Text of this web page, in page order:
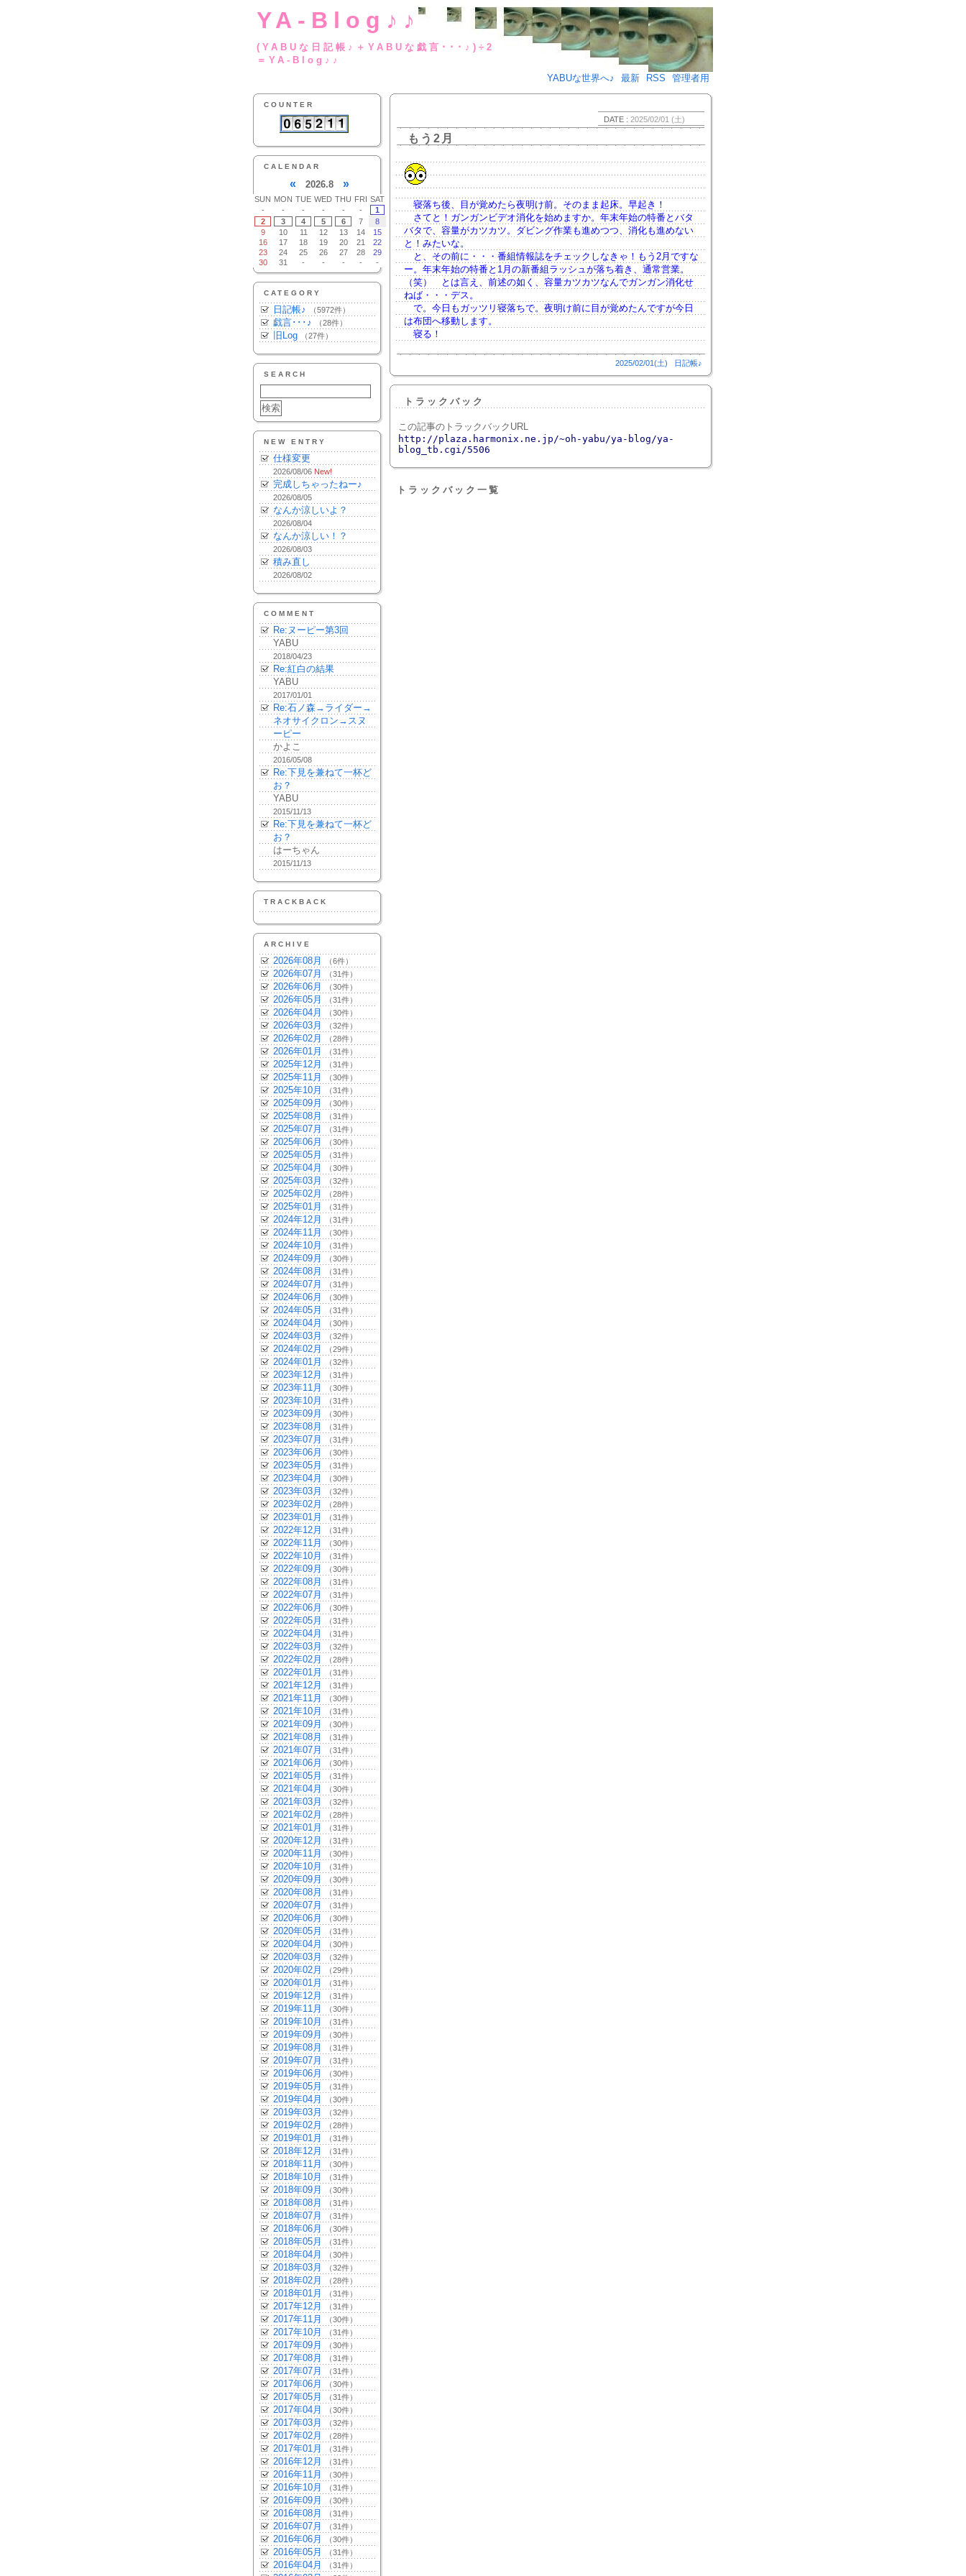
YA-Blog♪♪
(YABUな日記帳♪＋YABUな戯言･･･♪)÷2
＝YA-Blog♪♪
YABUな世界へ♪
最新 RSS 管理者用
COUNTER
CALENDAR
« 2026.8 »
SUN MON TUE WED THU FRI SAT
-
- - - - -
1
2
3 4 5 6 7
8
9
10 11 12 13 14
15
16
17 18 19 20 21
22
23
24 25 26 27 28
29
30
31 - - - - -
CATEGORY
日記帳♪ （5972件）
戯言･･･♪ （28件）
旧Log （27件）
SEARCH
NEW ENTRY
仕様変更
2026/08/06 New!
完成しちゃったねー♪
2026/08/05
なんか涼しいよ？
2026/08/04
なんか涼しい！？
2026/08/03
積み直し
2026/08/02
COMMENT
Re:ヌーピー第3回
YABU
2018/04/23
Re:紅白の結果
YABU
2017/01/01
Re:石ノ森→ライダー→
ネオサイクロン→スヌ
ーピー
かよこ
2016/05/08
Re:下見を兼ねて一杯ど
お？
YABU
2015/11/13
Re:下見を兼ねて一杯ど
お？
はーちゃん
2015/11/13
TRACKBACK
ARCHIVE
2026年08月 （6件）
2026年07月 （31件）
2026年06月 （30件）
2026年05月 （31件）
2026年04月 （30件）
2026年03月 （32件）
2026年02月 （28件）
2026年01月 （31件）
2025年12月 （31件）
2025年11月 （30件）
2025年10月 （31件）
2025年09月 （30件）
2025年08月 （31件）
2025年07月 （31件）
2025年06月 （30件）
2025年05月 （31件）
2025年04月 （30件）
2025年03月 （32件）
2025年02月 （28件）
2025年01月 （31件）
2024年12月 （31件）
2024年11月 （30件）
2024年10月 （31件）
2024年09月 （30件）
2024年08月 （31件）
2024年07月 （31件）
2024年06月 （30件）
2024年05月 （31件）
2024年04月 （30件）
2024年03月 （32件）
2024年02月 （29件）
2024年01月 （32件）
2023年12月 （31件）
2023年11月 （30件）
2023年10月 （31件）
2023年09月 （30件）
2023年08月 （31件）
2023年07月 （31件）
2023年06月 （30件）
2023年05月 （31件）
2023年04月 （30件）
2023年03月 （32件）
2023年02月 （28件）
2023年01月 （31件）
2022年12月 （31件）
2022年11月 （30件）
2022年10月 （31件）
2022年09月 （30件）
2022年08月 （31件）
2022年07月 （31件）
2022年06月 （30件）
2022年05月 （31件）
2022年04月 （31件）
2022年03月 （32件）
2022年02月 （28件）
2022年01月 （31件）
2021年12月 （31件）
2021年11月 （30件）
2021年10月 （31件）
2021年09月 （30件）
2021年08月 （31件）
2021年07月 （31件）
2021年06月 （30件）
2021年05月 （31件）
2021年04月 （30件）
2021年03月 （32件）
2021年02月 （28件）
2021年01月 （31件）
2020年12月 （31件）
2020年11月 （30件）
2020年10月 （31件）
2020年09月 （30件）
2020年08月 （31件）
2020年07月 （31件）
2020年06月 （30件）
2020年05月 （31件）
2020年04月 （30件）
2020年03月 （32件）
2020年02月 （29件）
2020年01月 （31件）
2019年12月 （31件）
2019年11月 （30件）
2019年10月 （31件）
2019年09月 （30件）
2019年08月 （31件）
2019年07月 （31件）
2019年06月 （30件）
2019年05月 （31件）
2019年04月 （30件）
2019年03月 （32件）
2019年02月 （28件）
2019年01月 （31件）
2018年12月 （31件）
2018年11月 （30件）
2018年10月 （31件）
2018年09月 （30件）
2018年08月 （31件）
2018年07月 （31件）
2018年06月 （30件）
2018年05月 （31件）
2018年04月 （30件）
2018年03月 （32件）
2018年02月 （28件）
2018年01月 （31件）
2017年12月 （31件）
2017年11月 （30件）
2017年10月 （31件）
2017年09月 （30件）
2017年08月 （31件）
2017年07月 （31件）
2017年06月 （30件）
2017年05月 （31件）
2017年04月 （30件）
2017年03月 （32件）
2017年02月 （28件）
2017年01月 （31件）
2016年12月 （31件）
2016年11月 （30件）
2016年10月 （31件）
2016年09月 （30件）
2016年08月 （31件）
2016年07月 （31件）
2016年06月 （30件）
2016年05月 （31件）
2016年04月 （31件）
DATE : 2025/02/01 (土)
もう2月
寝落ち後、目が覚めたら夜明け前。そのまま起床。早起き！
さてと！ガンガンビデオ消化を始めますか。年末年始の特番とバタ
バタで、容量がカツカツ。ダビング作業も進めつつ、消化も進めない
と！みたいな。
と、その前に・・・番組情報誌をチェックしなきゃ！もう2月ですな
ー。年末年始の特番と1月の新番組ラッシュが落ち着き、通常営業。
（笑） とは言え、前述の如く、容量カツカツなんでガンガン消化せ
ねば・・・デス。
で。今日もガッツリ寝落ちで。夜明け前に目が覚めたんですが今日
は布団へ移動します。
寝る！
2025/02/01(土) 日記帳♪
トラックバック
この記事のトラックバックURL
http://plaza.harmonix.ne.jp/~oh-yabu/ya-blog/ya-
blog_tb.cgi/5506
トラックバック一覧